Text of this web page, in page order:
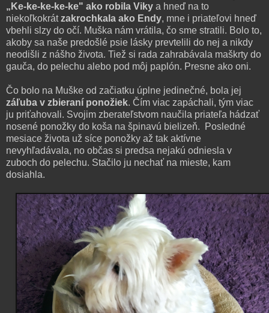
„Ke-ke-ke-ke-ke" ako robila Viky a hneď na to
niekoľkokrátzakrochkala ako Endy, mne i priateľovi hneď
vbehli slzy do očí. Muška nám vrátila, čo sme stratili. Bolo to,
akoby sa naše predošlé psie lásky prevtelili do nej a nikdy
neodišli z nášho života. Tiež si rada zahrabávala maškrty do
gauča, do pelechu alebo pod môj paplón. Presne ako oni.
Čo bolo na Muške od začiatku úplne jedinečné, bola jej
záľuba v zbieraní ponožiek. Čím viac zapáchali, tým viac
ju priťahovali. Svojim zberateľstvom naučila priateľa hádzať
nosené ponožky do koša na špinavú bielizeň. Posledné
mesiace života už síce ponožky až tak aktívne
nevyhľadávala, no občas si predsa nejakú odniesla v
zuboch do pelechu. Stačilo ju nechať na mieste, kam
dosiahla.